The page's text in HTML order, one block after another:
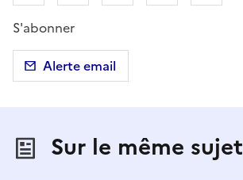
S'abonner
Alerte email
Sur le même sujet